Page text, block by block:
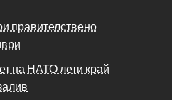
правителствено
на НАТО лети край